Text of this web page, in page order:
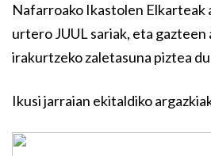
Nafarroako Ikastolen Elkarteak
urtero JUUL sariak, eta
irakurtzeko zaletasuna piztea
Ikusi jarraian ekitaldiko